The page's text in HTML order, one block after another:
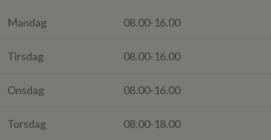
Mandag 08.00-16.00
Tirsdag 08.00-16.00
Onsdag 08.00-16.00
Torsdag 08.00-18.00